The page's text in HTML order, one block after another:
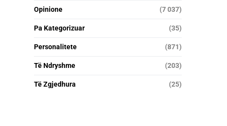
Opinione (7 037)
Pa Kategorizuar (35)
Personalitete (871)
Të Ndryshme (203)
Të Zgjedhura (25)